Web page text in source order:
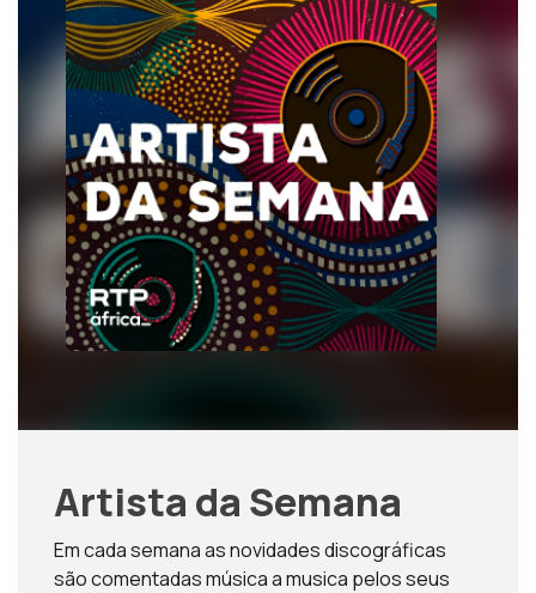
Artista da Semana
Em cada semana as novidades discográficas
são comentadas música a musica pelos seus